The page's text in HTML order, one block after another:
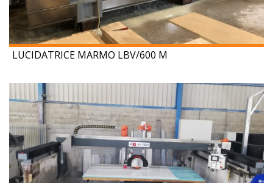
LUCIDATRICE MARMO LBV/600 M